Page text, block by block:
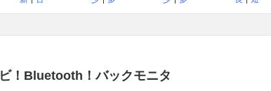
！Bluetooth！バックモニタ